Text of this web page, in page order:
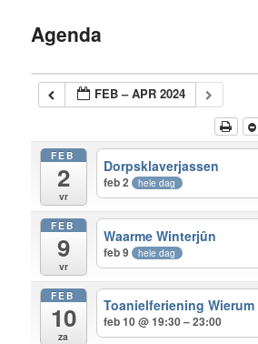
inhoud
Agenda
FEB – APR 2024
FEB
2
vr
Dorpsklaverjassen
feb 2 hele dag
FEB
9
vr
Waarme Winterjûn
feb 9 hele dag
FEB
10
za
Toanielferiening Wierum
feb 10 @ 19:30 – 23:00